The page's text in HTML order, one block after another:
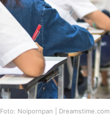
Foto: Noipornpan | Dreamstime.com